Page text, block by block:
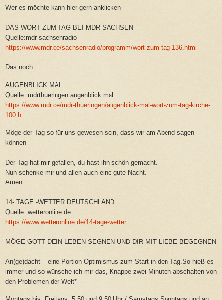
Wer es möchte kann hier gern anklicken
DAS WORT ZUM TAG BEI MDR SACHSEN
Quelle:mdr sachsenradio
https://www.mdr.de/sachsenradio/programm/wort-zum-tag-136.html
Das noch
AUGENBLICK MAL
Quelle: mdrthueringen augenblick mal
https://www.mdr.de/mdr-thueringen/augenblick-mal-wort-zum-tag-kirche-
100.h
Möge der Tag so für uns gewesen sein, dass wir am Abend sagen
können
Der Tag hat mir gefallen, du hast ihn schön gemacht.
Nun schenke mir und allen auch eine gute Nacht.
Amen
14- TAGE -WETTER DEUTSCHLAND
Quelle: wetteronline.de
https://www.wetteronline.de/14-tage-wetter
MÖGE GOTT DEIN LEBEN SEGNEN UND DIR MIT LIEBE BEGEGNEN
An(ge)dacht – eine Portion Optimismus zum Start in den Tag.So hieß es
immer und so wünsche ich mir das, Knappe zwei Minuten abschalten von
den Problemen der Welt*